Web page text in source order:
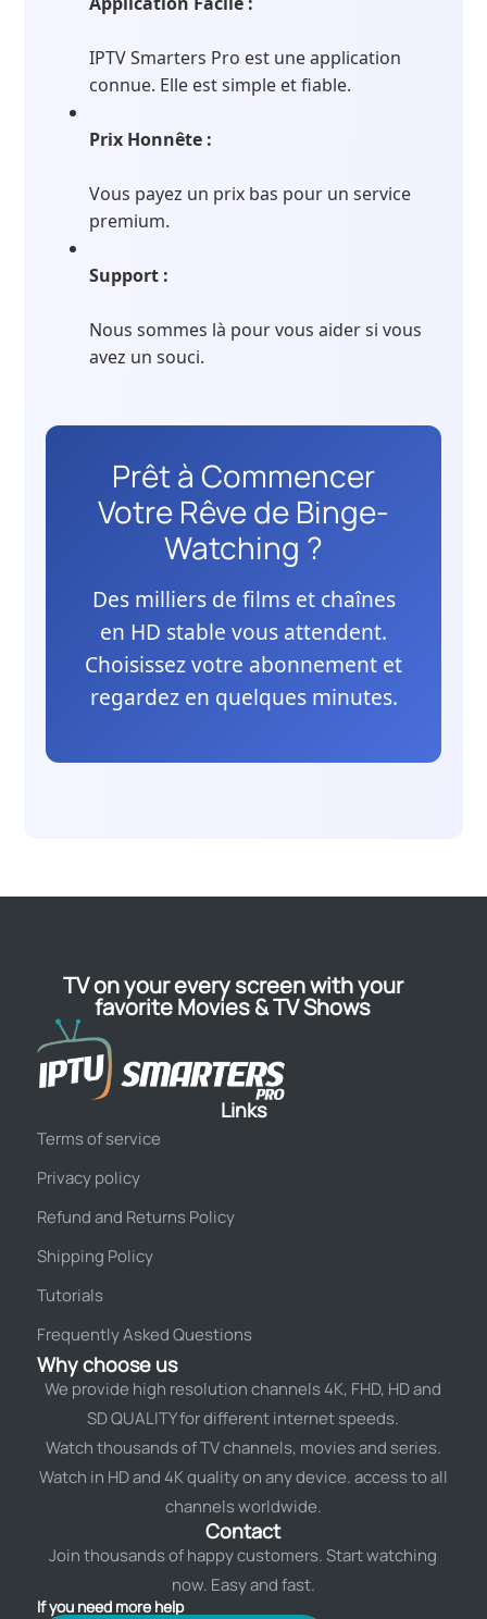
IPTV Smarters Pro est une application
connue. Elle est simple et fiable.
Prix Honnête :
Vous payez un prix bas pour un service
premium.
Support :
Nous sommes là pour vous aider si vous
avez un souci.
Prêt à Commencer
Votre Rêve de Binge-
Watching ?
Des milliers de films et chaînes
en HD stable vous attendent.
Choisissez votre abonnement et
regardez en quelques minutes.
TV on your every screen with your
favorite Movies & TV Shows
Links
Terms of service
Privacy policy
Refund and Returns Policy
Shipping Policy
Tutorials
Frequently Asked Questions
Why choose us
We provide high resolution channels 4K, FHD, HD and
SD QUALITY for different internet speeds.
Watch thousands of TV channels, movies and series.
Watch in HD and 4K quality on any device. access to all
channels worldwide.
Contact
Join thousands of happy customers. Start watching
now. Easy and fast.
If you need more help